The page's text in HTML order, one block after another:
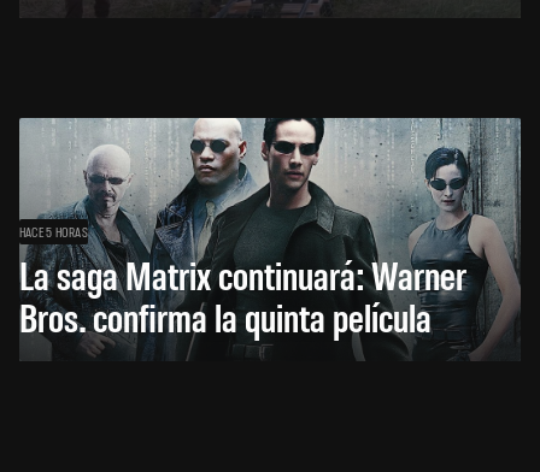
HACE 5 HORAS
La saga Matrix continuará: Warner
Bros. confirma la quinta película